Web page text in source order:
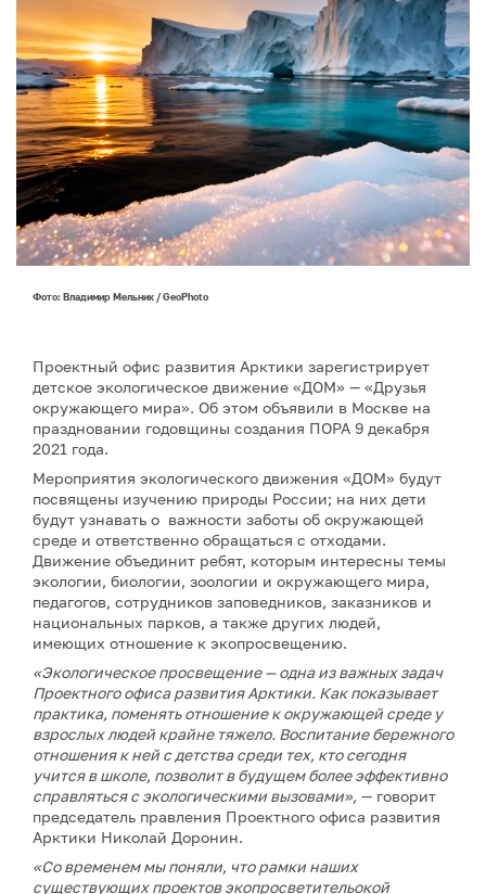
Фото: Владимир Мельник / GeoPhoto
Проектный офис развития Арктики зарегистрирует
детское экологическое движение «ДОМ» — «Друзья
окружающего мира». Об этом объявили в Москве на
праздновании годовщины создания ПОРА 9 декабря
2021 года.
Мероприятия экологического движения «ДОМ» будут
посвящены изучению природы России; на них дети
будут узнавать о важности заботы об окружающей
среде и ответственно обращаться с отходами.
Движение объединит ребят, которым интересны темы
экологии, биологии, зоологии и окружающего мира,
педагогов, сотрудников заповедников, заказников и
национальных парков, а также других людей,
имеющих отношение к экопросвещению.
«Экологическое просвещение — одна из важных задач
Проектного офиса развития Арктики. Как показывает
практика, поменять отношение к окружающей среде у
взрослых людей крайне тяжело. Воспитание бережного
отношения к ней с детства среди тех, кто сегодня
учится в школе, позволит в будущем более эффективно
справляться с экологическими вызовами», — говорит
председатель правления Проектного офиса развития
Арктики Николай Доронин.
«Со временем мы поняли, что рамки наших
существующих проектов экопросветительокой